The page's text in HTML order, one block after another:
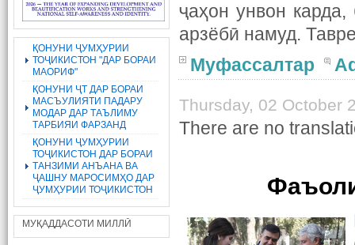
ҚОНУНИ ҶУМҲУРИИ
ТОҶИКИСТОН "ДАР БОРАИ
МАОРИФ"
ҚОНУНИ ҶТ ДАР БОРАИ
МАСЪУЛИЯТИ ПАДАРУ
МОДАР ДАР ТАЪЛИМУ
ТАРБИЯИ ФАРЗАНД
ҚОНУНИ ҶУМҲУРИИ
ТОҶИКИСТОН ДАР БОРАИ
ТАНЗИМИ АНЪАНА ВА
ҶАШНУ МАРОСИМҲО ДАР
ҶУМҲУРИИ ТОҶИКИСТОН
МУҚАДДАСОТИ МИЛЛӢ
ҷаҳон унвон
арзёбӣ намуд.
Муфассалтар
Thursday, 02 October
There are no